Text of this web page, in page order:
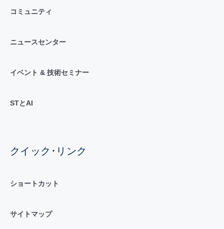
コミュニティ
ニュースセンター
イベント & 技術セミナー
STとAI
クイック･リンク
ショートカット
サイトマップ